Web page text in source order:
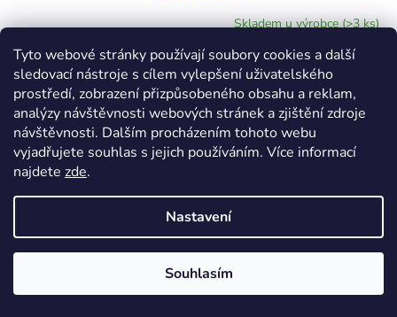
Tyto webové stránky používají soubory cookies a další
sledovací nástroje s cílem vylepšení uživatelského
prostředí, zobrazení přizpůsobeného obsahu a reklam,
analýzy návštěvnosti webových stránek a zjištění zdroje
návštěvnosti. Dalším procházením tohoto webu
vyjadřujete souhlas s jejich používáním. Více informací
najdete zde.
Nastavení
Souhlasím
Skladem u výrobce (>3 ks)
26 941 Kč bez DPH
32 599 Kč/ ks
Do košíku
Bílá skříň Toskania 2D z borového dřeva Bílá dvoudveřová skříň je
produkt, který byl vytvořen pro lidi, kteří potřebují malou, ale
kompaktní skříň. Jedná se o šatnu v...
Vyrobeno v PL
Doprava zdarma